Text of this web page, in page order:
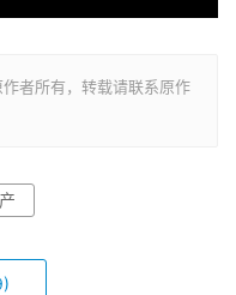
作者所有，转载请联系原作